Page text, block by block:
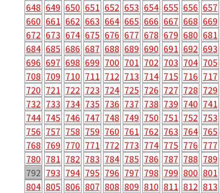
648 649 650 651 652 653 654 655 656 657
660 661 662 663 664 665 666 667 668 669
672 673 674 675 676 677 678 679 680 681
684 685 686 687 688 689 690 691 692 693
696 697 698 699 700 701 702 703 704 705
708 709 710 711 712 713 714 715 716 717
720 721 722 723 724 725 726 727 728 729
732 733 734 735 736 737 738 739 740 741
744 745 746 747 748 749 750 751 752 753
756 757 758 759 760 761 762 763 764 765
768 769 770 771 772 773 774 775 776 777
780 781 782 783 784 785 786 787 788 789
792 793 794 795 796 797 798 799 800 801
804 805 806 807 808 809 810 811 812 813